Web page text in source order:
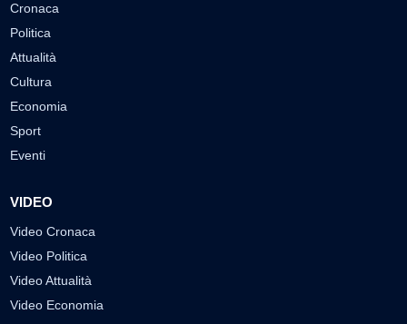
Cronaca
Politica
Attualità
Cultura
Economia
Sport
Eventi
VIDEO
Video Cronaca
Video Politica
Video Attualità
Video Economia